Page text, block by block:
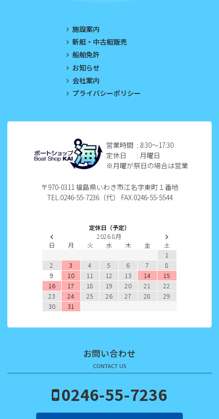
2022年11月
2022年9月
2022年7月
2022年5月
2022年4月
2022年3月
2022年2月
施設案内
新艇・中古艇販売
船舶免許
お知らせ
会社案内
プライバシーポリシー
営業時間 : 8:30〜17:30
定休日
: 月曜日
※月曜が祭日の場合は営業
〒970-0311 福島県いわき市江名字東町１番地
TEL.0246-55-7236（代） FAX.0246-55-5544
定休日（予定）
20268月
日
月 火 水 木 金
土
1
2
3 4 5 6 7
8
9
10 11 12 13 14
15
16
17 18 19 20 21
22
23
24 25 26 27 28
29
30
31
お問い合わせ
CONTACT US
0246-55-7236